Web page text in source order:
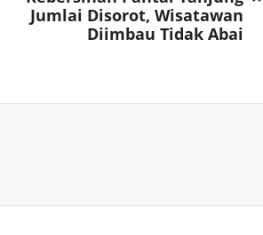
Jumlai Disorot, Wisatawan
Diimbau Tidak Abai